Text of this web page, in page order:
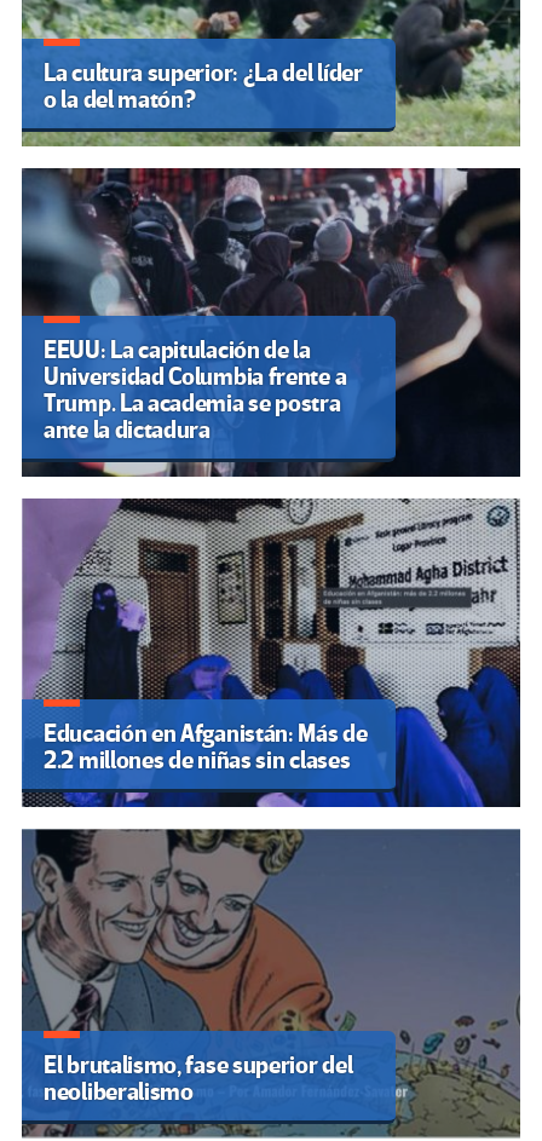
La cultura superior: ¿La del líder
o la del matón?
EEUU: La capitulación de la
Universidad Columbia frente a
Trump. La academia se postra
ante la dictadura
Educación en Afganistán: Más de
2.2 millones de niñas sin clases
El brutalismo, fase superior del
neoliberalismo